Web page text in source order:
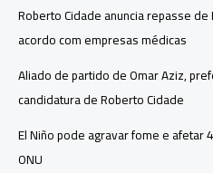
AM.
Roberto Cidade anuncia repasse
acordo com empresas médicas
Aliado de partido de Omar Aziz,
candidatura de Roberto Cidade
El Niño pode agravar fome e
ONU